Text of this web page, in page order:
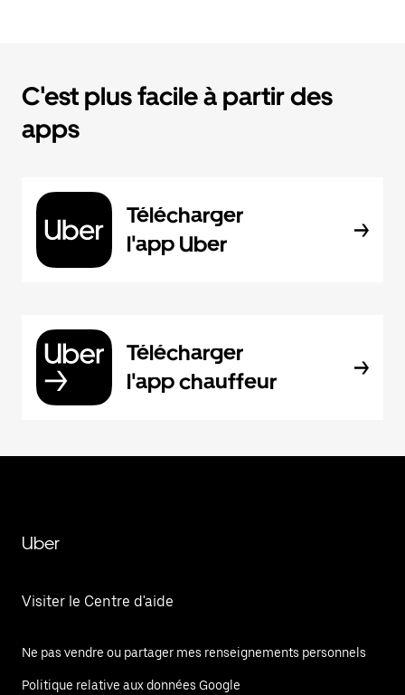
C'est plus facile à partir des
apps
Télécharger
l'app Uber
Télécharger
l'app chauffeur
Uber
Visiter le Centre d'aide
Ne pas vendre ou partager mes renseignements personnels
Politique relative aux données Google